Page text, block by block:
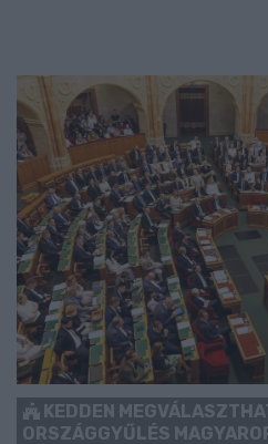
KEDDEN
ORSZÁGGYŰLÉS